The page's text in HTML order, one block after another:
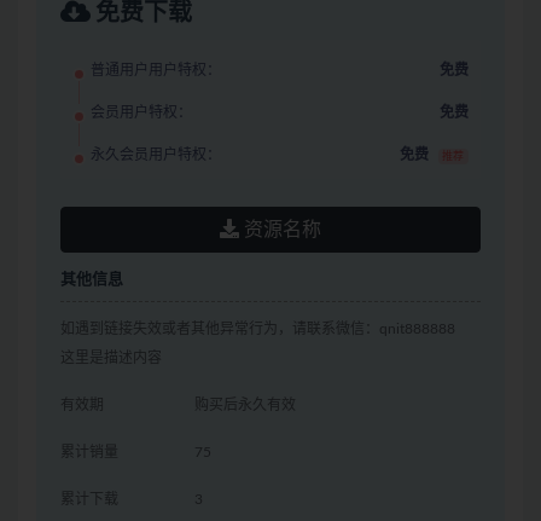
免费下载
普通用户用户特权： 免费
会员用户特权： 免费
永久会员用户特权： 免费 推荐
资源名称
其他信息
如遇到链接失效或者其他异常行为，请联系微信：qnit888888
这里是描述内容
有效期 购买后永久有效
累计销量 75
累计下载 3